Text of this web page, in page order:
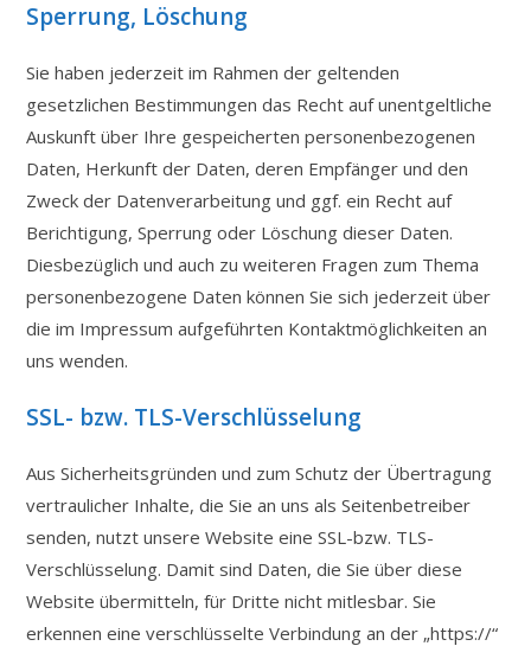
Sperrung, Löschung
Sie haben jederzeit im Rahmen der geltenden
gesetzlichen Bestimmungen das Recht auf unentgeltliche
Auskunft über Ihre gespeicherten personenbezogenen
Daten, Herkunft der Daten, deren Empfänger und den
Zweck der Datenverarbeitung und ggf. ein Recht auf
Berichtigung, Sperrung oder Löschung dieser Daten.
Diesbezüglich und auch zu weiteren Fragen zum Thema
personenbezogene Daten können Sie sich jederzeit über
die im Impressum aufgeführten Kontaktmöglichkeiten an
uns wenden.
SSL- bzw. TLS-Verschlüsselung
Aus Sicherheitsgründen und zum Schutz der Übertragung
vertraulicher Inhalte, die Sie an uns als Seitenbetreiber
senden, nutzt unsere Website eine SSL-bzw. TLS-
Verschlüsselung. Damit sind Daten, die Sie über diese
Website übermitteln, für Dritte nicht mitlesbar. Sie
erkennen eine verschlüsselte Verbindung an der „https://“